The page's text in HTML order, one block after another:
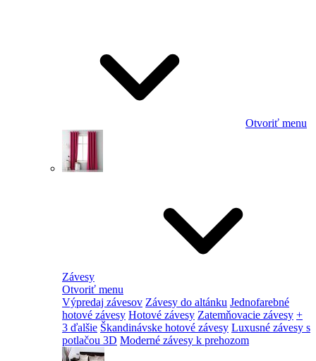
Otvoriť menu
Závesy
Otvoriť menu
Výpredaj závesov Závesy do altánku Jednofarebné
hotové závesy Hotové závesy Zatemňovacie závesy +
3 ďalšie Škandinávske hotové závesy Luxusné závesy s
potlačou 3D Moderné závesy k prehozom